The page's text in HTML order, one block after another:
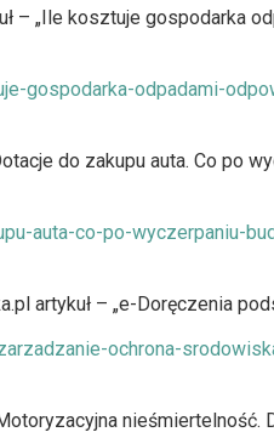
– „Ile kosztuje gospodarka
gospodarka-odpadami-
do zakupu auta. Co po
auta-co-po-wyczerpaniu-
artykuł – „e-Doręczenia
ochrona-